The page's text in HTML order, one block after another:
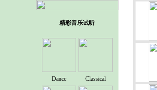
精彩音乐试听
Dance Classical